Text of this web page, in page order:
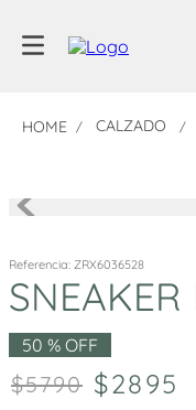
CALZADO
Referencia: ZRX6036528
50 % OFF
5790 2895